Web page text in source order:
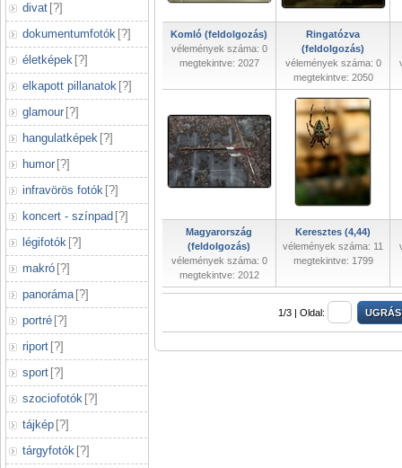
divat [?]
dokumentumfotók [?]
életképek [?]
elkapott pillanatok [?]
glamour [?]
hangulatképek [?]
humor [?]
infravörös fotók [?]
koncert - színpad [?]
légifotók [?]
makró [?]
panoráma [?]
portré [?]
riport [?]
sport [?]
szociofotók [?]
tájkép [?]
tárgyfotók [?]
Komló (feldolgozás)
vélemények száma: 0
megtekintve: 2027
Ringatózva
(feldolgozás)
vélemények száma: 0
megtekintve: 2050
Magyarország
(feldolgozás)
vélemények száma: 0
megtekintve: 2012
Keresztes (4,44)
vélemények száma: 11
megtekintve: 1799
1/3 | Oldal: